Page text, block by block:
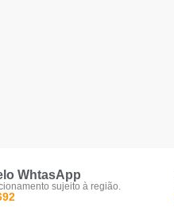
WhtasApp
sujeito à região.